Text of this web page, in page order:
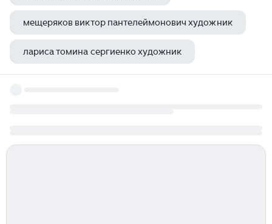
мещеряков виктор пантелеймонович художник
лариса томина сергиенко художник